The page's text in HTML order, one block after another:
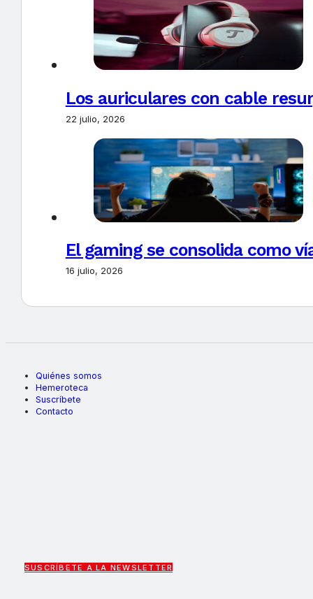
Los auriculares con cable
22 julio, 2026
El gaming se consolida como
16 julio, 2026
Quiénes somos
Hemeroteca
Suscríbete
Contacto
SUSCRÍBETE A LA NEWSLETTER